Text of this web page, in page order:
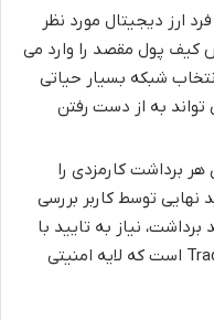
فرد ارز دیجیتال مورد نظر
کیف پول مقصد را وارد می
شبکه بسیار حیاتی
تواند به از دست رفتن
هر برداشت کارمزدی را
نهایی توسط کاربر بررسی
نیاز به تایید با
استفاده از 2FA و Trading Password است که لایه امنیتی